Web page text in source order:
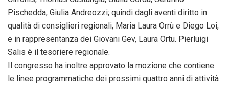
Pischedda, Giulia Andreozzi; quindi dagli aventi diritto in
qualità di consiglieri regionali, Maria Laura Orrù e Diego Loi,
e in rappresentanza dei Giovani Gev, Laura Ortu. Pierluigi
Salis è il tesoriere regionale.
Il congresso ha inoltre approvato la mozione che contiene
le linee programmatiche dei prossimi quattro anni di attività